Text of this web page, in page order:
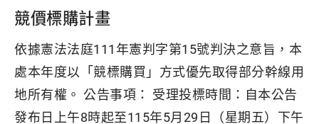
競價標購計畫
依據憲法法庭111年憲判字第15號判決之意旨，本
處本年度以「競標購買」方式優先取得部分幹線用
地所有權。 公告事項： 受理投標時間：自本公告
發布日上午8時起至115年5月29日（星期五）下午